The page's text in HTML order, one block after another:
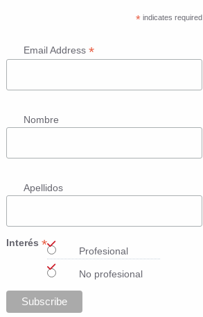
* indicates required
Email Address*
Nombre
Apellidos
Interés* Profesional
No profesional